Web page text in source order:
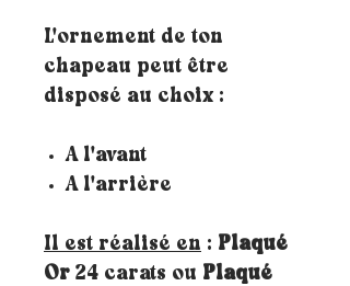
L'ornement de ton
chapeau peut être
disposé au choix :
A l'avant
A l'arrière
Il est réalisé en : Plaqué
Or 24 carats ou Plaqué